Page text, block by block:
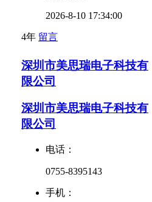
2026-8-10 17:34:00
4年 留言
深圳市美思瑞电子科技有
限公司
深圳市美思瑞电子科技有
限公司
电话：
0755-8395143
手机：